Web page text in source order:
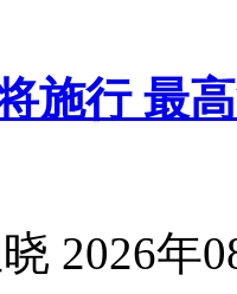
施行 最
2026年